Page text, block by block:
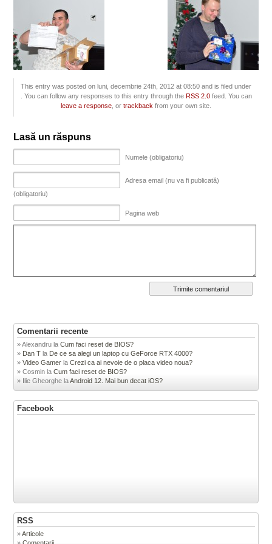
This entry was posted on luni, decembrie 24th, 2012 at 08:50 and is filed under
. You can follow any responses to this entry through the RSS 2.0feed. You can
leave a response , ortrackback from your own site.
Lasă un răspuns
Numele (obligatoriu)
Adresa email (nu va fi publicată)
(obligatoriu)
Pagina web
Comentarii recente
Alexandru laCum faci reset de BIOS?
Dan T la De ce sa alegi un laptop cu GeForce RTX 4000?
Video Gamer laCrezi ca ai nevoie de o placa video noua?
Cosmin laCum faci reset de BIOS?
Ilie Gheorghe laAndroid 12. Mai bun decat iOS?
Facebook
RSS
Articole